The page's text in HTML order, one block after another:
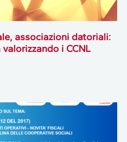
associazioni datoriali:
i CCNL